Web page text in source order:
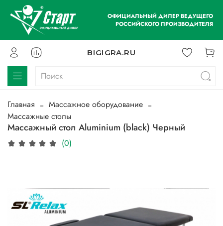
ОФИЦИАЛЬНЫЙ ДИЛЕР ВЕДУЩЕГО
РОССИЙСКОГО ПРОИЗВОДИТЕЛЯ
BIGIGRA.RU
Главная
Массажное оборудование
Массажные столы
Массажный стол Aluminium (black) Черный
(0)